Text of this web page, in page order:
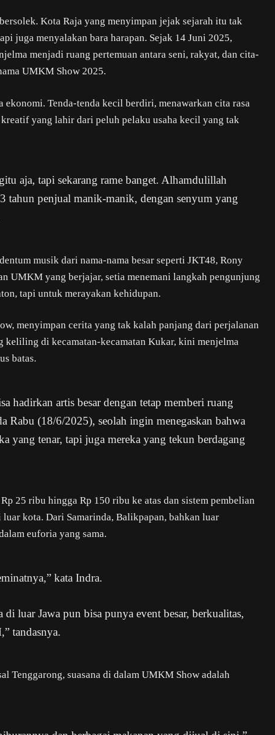
Kota Raja yang menyimpan jejak sejarah itu tak
juga menyalakan bara harapan. Sejak 14 Juni 2025,
menjadi ruang pertemuan antara seni, rakyat, dan cita-
UMKM Show 2025.
ekonomi. Tenda-tenda kecil berdiri, menawarkan cita rasa
yang lahir dari peluh pelaku usaha kecil yang tak
aja, tapi sekarang rame banget. Alhamdulillah
tahun penjual manik-manik, dengan senyum yang
musik dari nama-nama besar seperti JKT48, Rony
UMKM yang berjajar, setia menemani langkah pengunjung
tapi untuk merayakan kehidupan.
menyimpan cerita yang tak kalah panjang dari perjalanan
keliling di kecamatan-kecamatan Kukar, kini menjelma
batas.
hadirkan artis besar dengan tetap memberi ruang
Rabu (18/6/2025), seolah ingin menegaskan bahwa
yang tenar, tapi juga mereka yang tekun berdagang
25 ribu hingga Rp 150 ribu ke atas dan sistem pembelian
kota. Dari Samarinda, Balikpapan, bahkan luar
euforia yang sama.
kata Indra.
luar Jawa pun bisa punya event besar, berkualitas,
tandasnya.
Tenggarong, suasana di dalam UMKM Show adalah